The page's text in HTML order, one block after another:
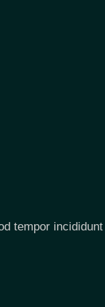
tempor incididunt